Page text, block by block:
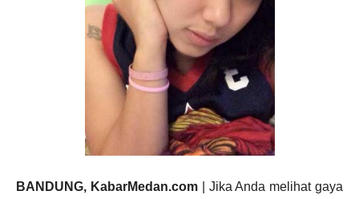
BANDUNG, KabarMedan.com| Jika Anda melihat gaya